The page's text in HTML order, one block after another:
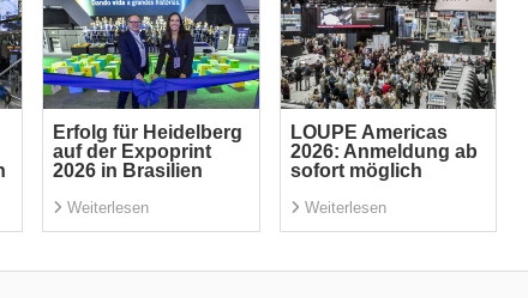
Erfolg für Heidelberg
auf der Expoprint
2026 in Brasilien
Weiterlesen
LOUPE Americas
2026: Anmeldung ab
sofort möglich
Weiterlesen